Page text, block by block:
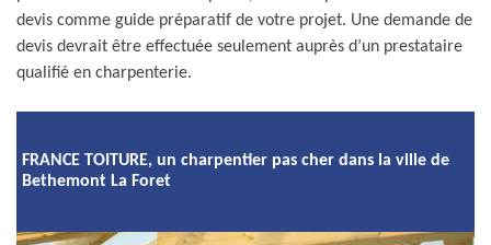
devis comme guide préparatif de votre projet. Une demande de
devis devrait être effectuée seulement auprès d’un prestataire
qualifié en charpenterie.
FRANCE TOITURE, un charpentier pas cher dans la ville de
Bethemont La Foret